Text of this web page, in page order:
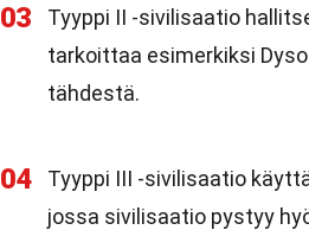
03
Tyyppi II -sivilisaatio
tarkoittaa esimerkiksi
tähdestä.
04
Tyyppi III -sivilisaatio
jossa sivilisaatio pystyy